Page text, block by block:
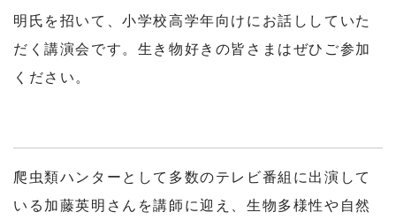
明氏を招いて、小学校高学年向けにお話ししていた
だく講演会です。生き物好きの皆さまはぜひご参加
ください。
爬虫類ハンターとして多数のテレビ番組に出演して
いる加藤英明さんを講師に迎え、生物多様性や自然